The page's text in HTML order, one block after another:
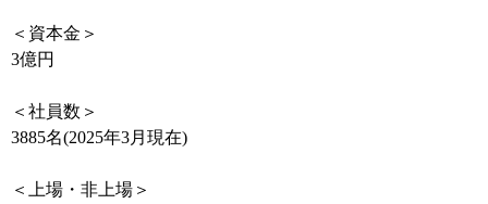
＜資本金＞
3億円
＜社員数＞
3885名(2025年3月現在)
＜上場・非上場＞